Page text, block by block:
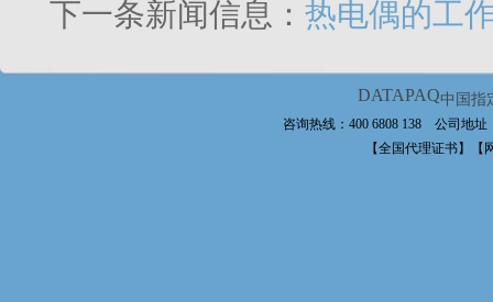
下一条新闻信息： 热电偶的工
DATAPAQ中国
咨询热线：400 6808 138 公司
【全国代理证书】